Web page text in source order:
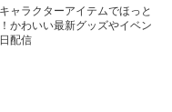
ャラクターアイテムでほっと
かわいい最新グッズやイベン
配信